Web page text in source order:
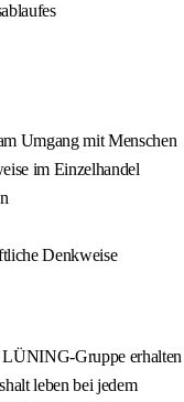
Umgang mit Menschen
im Einzelhandel
Denkweise
Gruppe erhalten
leben bei jedem